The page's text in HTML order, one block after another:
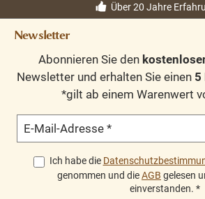
Über 20 Jahre
Newsletter
Abonnieren Sie den
Newsletter und erhalten Sie einen 5
*gilt ab einem Warenwert
E-Mail-Adresse *
Ich habe die
genommen und dieAGB gelesen
einverstanden. *